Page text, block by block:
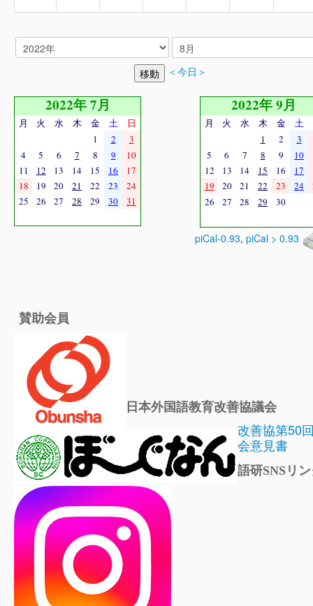
＜今日＞
2022年 7月
月 火 水 木 金 土
日
1
2
3
4
5 6 7 8 9
10
11
12 13 14 15 16
17
18
19 20 21 22 23
24
25
26 27 28 29 30 31
2022年 9月
月 火 水 木 金 土
1
2
3
5
6 7 8 9 10
12
13 14 15 16 17
19
20 21 22 23 24
26
27 28 29 30
piCal-0.93, piCal > 0.93
賛助会員
日本外国語教育改善協議会
改善協第50
会意見書
語研SNSリ